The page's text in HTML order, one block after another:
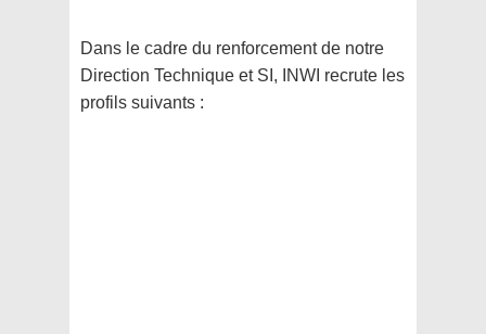
Dans le cadre du renforcement de notre
Direction Technique et SI, INWI recrute les
profils suivants :